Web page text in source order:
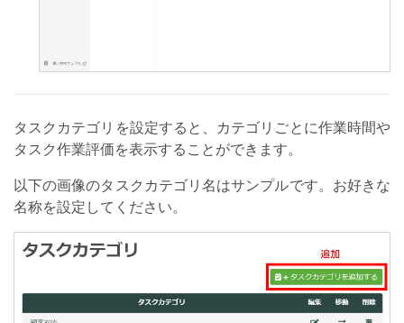
タスクカテゴリを設定すると、カテゴリごとに作業時間や
タスク作業評価を表示することができます。
以下の画像のタスクカテゴリ名はサンプルです。お好きな
名称を設定してください。